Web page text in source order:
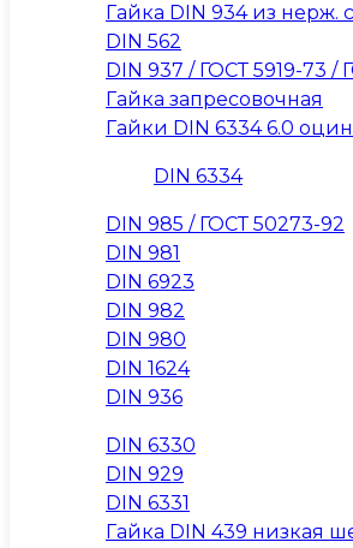
Гайка DIN 934 из нерж.
DIN 562
DIN 937 / ГОСТ 5919-73 /
Гайка запресовочная
Гайки DIN 6334 6.0
DIN 6334
DIN 985 / ГОСТ 50273-92
DIN 981
DIN 6923
DIN 982
DIN 980
DIN 1624
DIN 936
DIN 6330
DIN 929
DIN 6331
Гайка DIN 439 низкая